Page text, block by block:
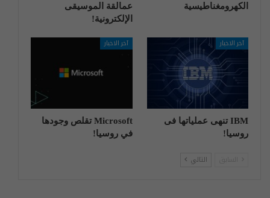
الكهرومغناطيسية
عمالقة الموسيقى
الإلكترونية!
آخر الاخبار
IBM تنهی عملیاتها فی
روسیا!
آخر الاخبار
Microsoft تقلص وجودها
في روسيا!
التالي